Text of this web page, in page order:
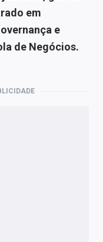
em
e
de Negócios.